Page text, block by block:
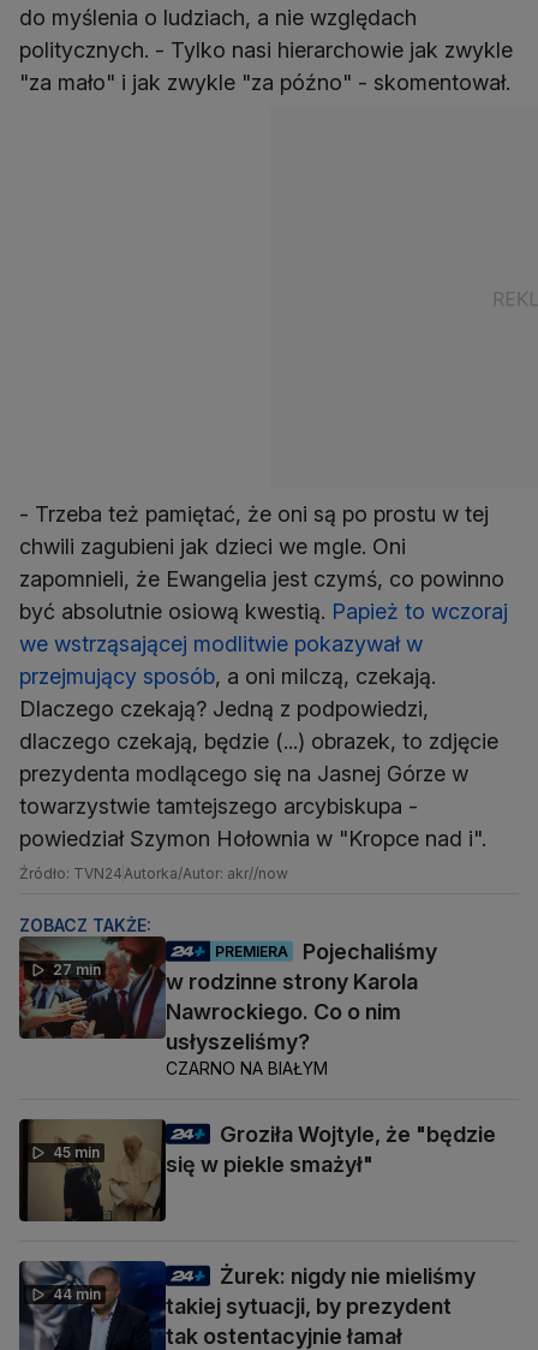
do myślenia o ludziach, a nie względach
politycznych. - Tylko nasi hierarchowie jak zwykle
"za mało" i jak zwykle "za późno" - skomentował.
- Trzeba też pamiętać, że oni są po prostu w tej
chwili zagubieni jak dzieci we mgle. Oni
zapomnieli, że Ewangelia jest czymś, co powinno
być absolutnie osiową kwestią. Papież to wczoraj
we wstrząsającej modlitwie pokazywał w
przejmujący sposób, a oni milczą, czekają.
Dlaczego czekają? Jedną z podpowiedzi,
dlaczego czekają, będzie (...) obrazek, to zdjęcie
prezydenta modlącego się na Jasnej Górze w
towarzystwie tamtejszego arcybiskupa -
powiedział Szymon Hołownia w "Kropce nad i".
Źródło: TVN24Autorka/Autor: akr//now
ZOBACZ TAKŻE:
27 min
PREMIERA
Pojechaliśmy
w rodzinne strony Karola
Nawrockiego. Co o nim
usłyszeliśmy?
CZARNO NA BIAŁYM
45 min
Groziła Wojtyle, że "będzie
się w piekle smażył"
44 min
Żurek: nigdy nie mieliśmy
takiej sytuacji, by prezydent
tak ostentacyjnie łamał